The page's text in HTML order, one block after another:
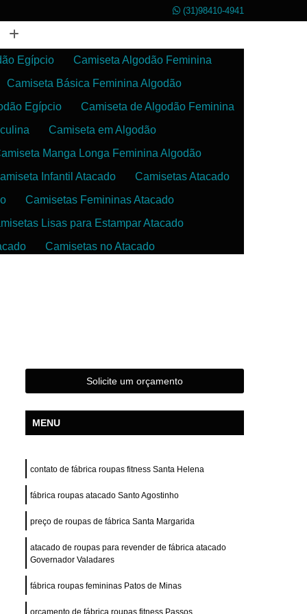
(31)98410-4941
Egípcio
Camiseta Algodão Feminina
Camiseta Básica Feminina Algodão
Egípcio
Camiseta de Algodão Feminina
Camiseta em Algodão
Manga Longa Feminina Algodão
Infantil Atacado
Camisetas Atacado
Camisetas Femininas Atacado
Lisas para Estampar Atacado
Camisetas no Atacado
Fabrica e Confecção de Roupas
Desenvolvimento de Estampa
Desenvolvimento de Estampa para Camisas
Estampa para Roupas
para Roupas Femininas
para Roupas Masculinas
Estampa Personalizada
Solicite um orçamento
MENU
contato de fábrica roupas fitness Santa Helena
fábrica roupas atacado Santo Agostinho
preço de roupas de fábrica Santa Margarida
atacado de roupas para revender de fábrica atacado
Governador Valadares
fábrica roupas femininas Patos de Minas
orçamento de fábrica roupas fitness Passos